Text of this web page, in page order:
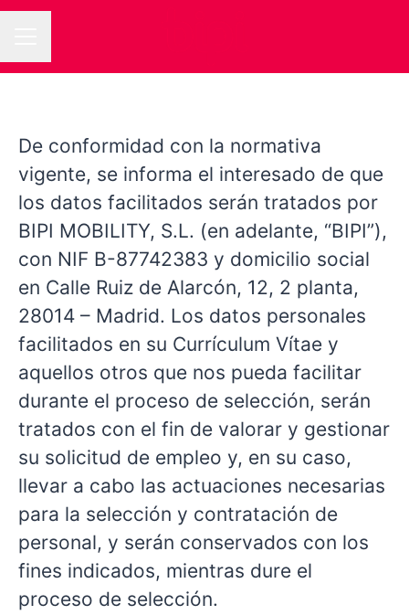
De conformidad con la normativa
vigente, se informa el interesado de que
los datos facilitados serán tratados por
BIPI MOBILITY, S.L. (en adelante, “BIPI”),
con NIF B-87742383 y domicilio social
en Calle Ruiz de Alarcón, 12, 2 planta,
28014 – Madrid. Los datos personales
facilitados en su Currículum Vítae y
aquellos otros que nos pueda facilitar
durante el proceso de selección, serán
tratados con el fin de valorar y gestionar
su solicitud de empleo y, en su caso,
llevar a cabo las actuaciones necesarias
para la selección y contratación de
personal, y serán conservados con los
fines indicados, mientras dure el
proceso de selección.